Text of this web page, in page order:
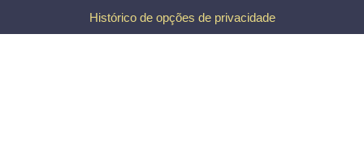
Histórico de opções de privacidade